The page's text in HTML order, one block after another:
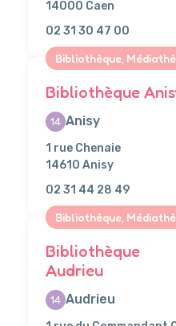
14000 Caen
02 31 30 47 00
Bibliothèque,
Bibliothèque
14 Anisy
1 rue Chenaie
14610 Anisy
02 31 44 28 49
Bibliothèque,
Bibliothèque
Audrieu
14 Audrieu